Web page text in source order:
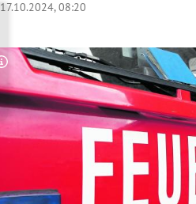
Untermenü
Untermenü
Untermenü
Untermenü
17.10.2024, 08:20
Copyright-Hinweis öffnen/schließen